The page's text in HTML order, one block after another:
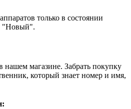
только в состоянии
"Новый".
нашем магазине. Забрать покупку
который знает номер и имя,